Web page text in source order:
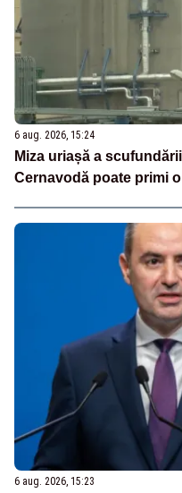
6 aug. 2026, 15:24
Miza uriașă a
Cernavodă poate primi
6 aug. 2026, 15:23